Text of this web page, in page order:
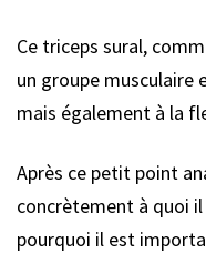
Ce triceps sural,
un groupe musculaire
mais également à la
Après ce petit point
concrètement à quoi
pourquoi il est